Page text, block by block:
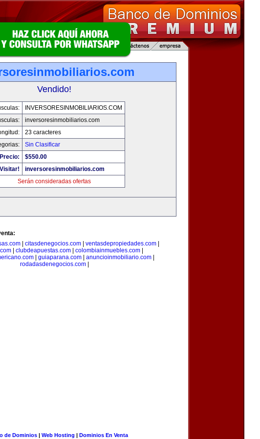
Vendido!
INVERSORESINMOBILIARIOS.COM
inversoresinmobiliarios.com
23 caracteres
Sin Clasificar
Precio:
$550.00
Visitar!
inversoresinmobiliarios.com
Serán consideradas ofertas
| citasdenegocios.com| ventasdepropiedades.com|
clubdeapuestas.com colombiainmuebles.com
| guiaparana.com| anuncioinmobiliario.com|
rodadasdenegocios.com|
de Dominios| Web Hosting | Dominios En Venta